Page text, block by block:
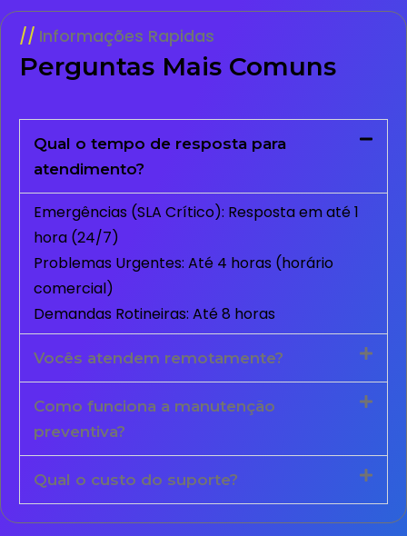
Informações Rapidas
Perguntas Mais Comuns
Qual o tempo de resposta para
atendimento?
Emergências (SLA Crítico): Resposta em até 1
hora (24/7)
Problemas Urgentes: Até 4 horas (horário
comercial)
Demandas Rotineiras: Até 8 horas
Vocês atendem remotamente?
Como funciona a manutenção
preventiva?
Qual o custo do suporte?